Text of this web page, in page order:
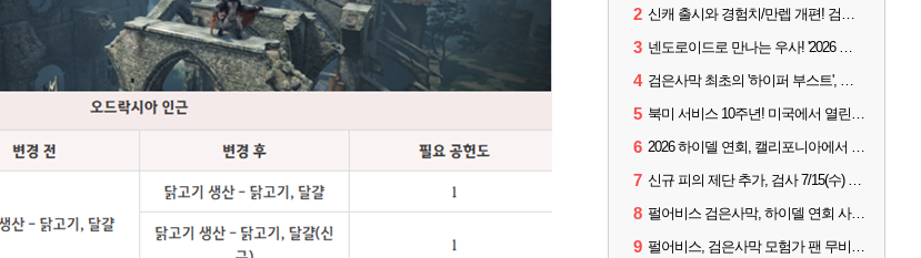
2 신캐 출시와 경험치/만렙 개편! 검사 2026 하이델 연회 모아보기
3 넨도로이드로 만나는 우사! '2026 하이델 연회' 막바지 깜짝 공개
4 검은사막 최초의 '하이퍼 부스트', 직접 해봤습니다
5 북미 서비스 10주년! 미국에서 열린 '검은사막 하이델 연회'
6 2026 하이델 연회, 캘리포니아에서 개최
7 신규 피의 제단 추가, 검사 7/15(수) 패치 핵심 정리
8 펄어비스 검은사막, 하이델 연회 사전 이벤트 시작
9 펄어비스, 검은사막 모험가 팬 무비 '마디걸스' 글로벌 상영회 개최